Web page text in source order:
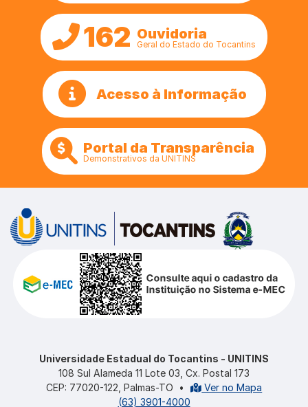
162 Ouvidoria
Geral do Estado do Tocantins
Acesso à Informação
Portal da Transparência
Demonstrativos da UNITINS
Universidade Estadual do Tocantins - UNITINS
108 Sul Alameda 11 Lote 03, Cx. Postal 173
CEP: 77020-122, Palmas-TO
•
Ver no Mapa
(63) 3901-4000